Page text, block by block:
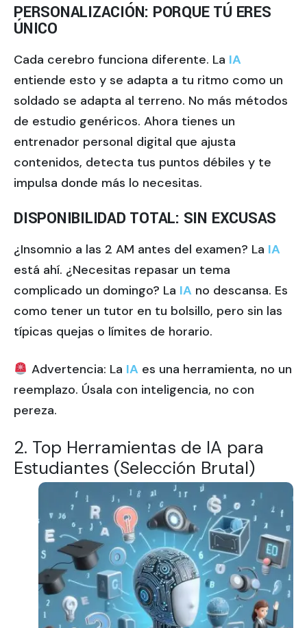
PERSONALIZACIÓN: PORQUE TÚ ERES
ÚNICO
Cada cerebro funciona diferente. La IA
entiende esto y se adapta a tu ritmo como un
soldado se adapta al terreno. No más métodos
de estudio genéricos. Ahora tienes un
entrenador personal digital que ajusta
contenidos, detecta tus puntos débiles y te
impulsa donde más lo necesitas.
DISPONIBILIDAD TOTAL: SIN EXCUSAS
¿Insomnio a las 2 AM antes del examen? La IA
está ahí. ¿Necesitas repasar un tema
complicado un domingo? La IA no descansa. Es
como tener un tutor en tu bolsillo, pero sin las
típicas quejas o límites de horario.
Advertencia: La IAes una herramienta, no un
reemplazo. Úsala con inteligencia, no con
pereza.
2. Top Herramientas de IA para
Estudiantes (Selección Brutal)